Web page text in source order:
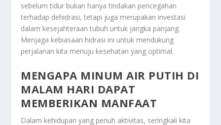
sebelum tidur bukan hanya tindakan pencegahan
terhadap dehidrasi, tetapi juga merupakan investasi
dalam kesejahteraan tubuh untuk jangka panjang.
Menjaga kebiasaan hidrasi ini untuk mendukung
perjalanan kita menuju kesehatan yang optimal.
MENGAPA MINUM AIR PUTIH DI
MALAM HARI DAPAT
MEMBERIKAN MANFAAT
Dalam kehidupan yang penuh aktivitas, seringkali kita